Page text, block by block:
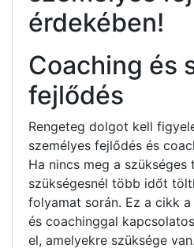
érdekében!
Coaching és
fejlődés
Rengeteg dolgot kell
személyes fejlődés és
Ha nincs meg a szükséges
szükségesnél több időt
folyamat során. Ez a cikk
és coachinggal
el, amelyekre szüksége van.